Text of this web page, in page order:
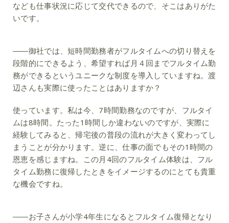
なども仕事状況に応じて交代できるので、そこはありがた
いです。
――御社では、短時間勤務者がフルタイムへの切り替えを
段階的にできるよう、希望すれば月４回までフルタイム勤
務ができるというユニークな制度を導入していますね。渡
辺さんも実際に使ったことはありますか？
使っています。私は今、7時間勤務なのですが、フルタイ
ムは8時間。たった1時間しか違わないのですが、実際に
経験してみると、帰宅後の普段の流れが大きく変わってし
まうことが分かります。逆に、仕事の面でもその1時間の
恩恵を感じますね。この月4回のフルタイム体験は、フル
タイム勤務に復帰したときをイメージするのにとても貴重
な機会ですね。
――お子さんが小学4年生になるとフルタイム復帰となり